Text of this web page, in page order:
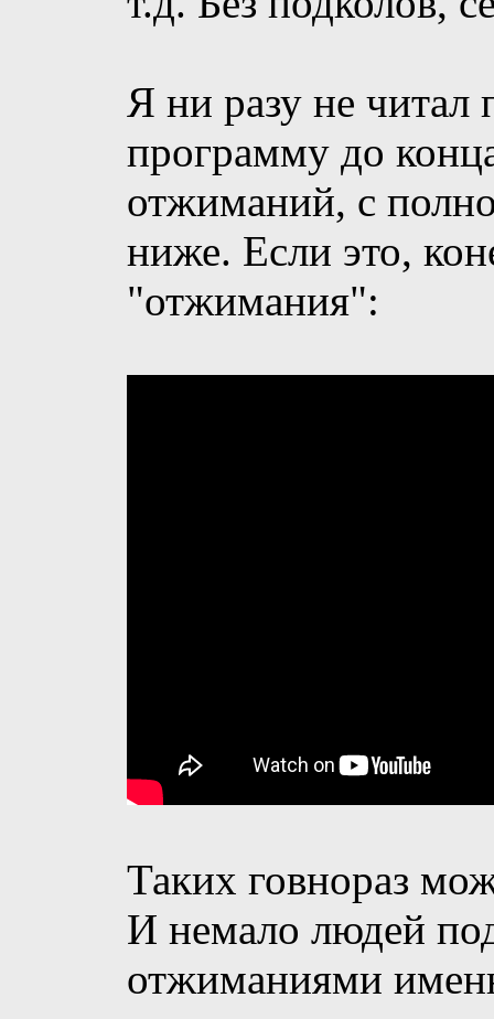
Я ни разу не читал
программу до
отжиманий, с
ниже. Если это,
"отжимания":
Таких говнораз
И немало людей
отжиманиями